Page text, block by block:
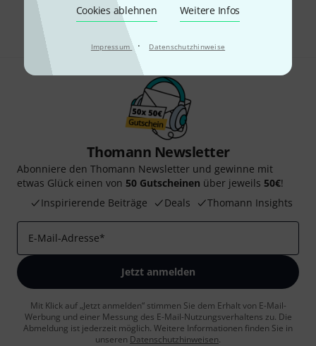
Cookies ablehnen Weitere Infos
Impressum · Datenschutzhinweise
Teilen Hilfe & Feedback
Thomann Newsletter
Abonniere den Thomann Newsletter und gewinne mit
etwas Glück einen von 50 Gutscheinen über jeweils 50€!
Inspirierende Beiträge
Deals Thomann Insights
E-Mail-Adresse*
Jetzt anmelden
Mit Klick auf „Jetzt anmelden“ stimmen Sie dem Erhalt von E-Mail-
Werbung und einer Messung des E-Mail-Nutzungsverhaltens zu. Die
Abmeldung ist jederzeit möglich. Weitere Informationen finden Sie in
unseren Datenschutzhinweisen.